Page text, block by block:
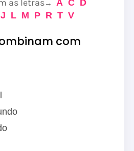
as letras→ A C D
J L M P R T V
com